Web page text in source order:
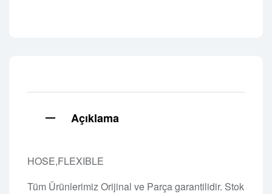
Açıklama
HOSE,FLEXIBLE
Tüm Ürünlerimiz Orijinal ve Parça garantilidir. Stok